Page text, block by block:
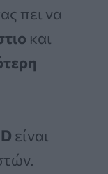
πει να
και
είναι